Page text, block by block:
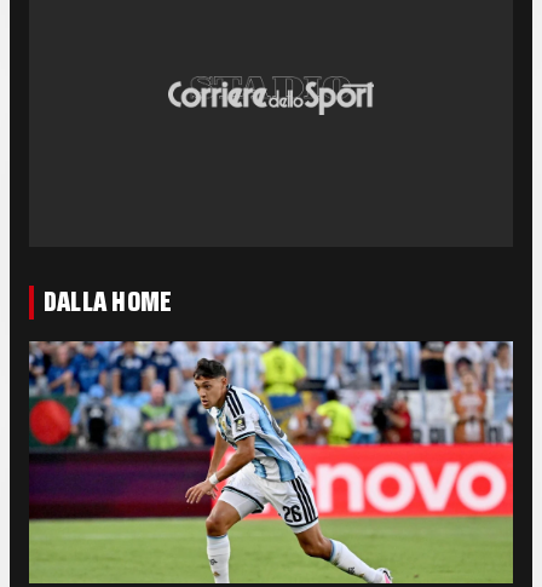
DALLA HOME